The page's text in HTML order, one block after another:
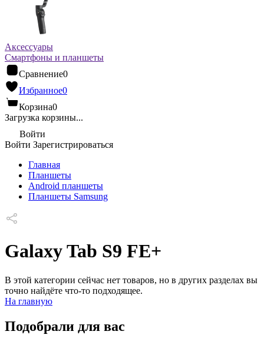
Аксессуары
Смартфоны и планшеты
Сравнение0
Избранное0
Корзина0
Загрузка корзины...
Войти
Войти Зарегистрироваться
Главная
Планшеты
Android планшеты
Планшеты Samsung
Galaxy Tab S9 FE+
В этой категории сейчас нет товаров, но в других разделах вы
точно найдёте что-то подходящее.
На главную
Подобрали для вас